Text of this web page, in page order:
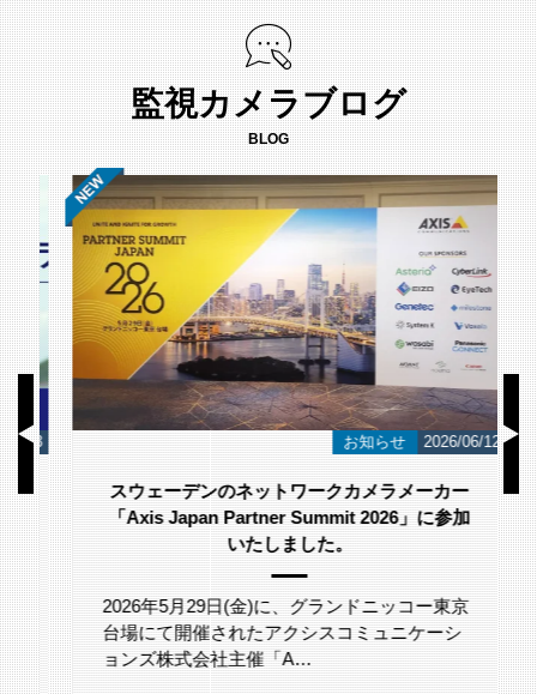
監視カメラブログ
BLOG
23 お知らせ 2026/06/12
スウェーデンのネットワークカメラメーカー
「Axis Japan Partner Summit 2026」に参加
いたしました。
2026年5月29日(金)に、グランドニッコー東京
台場にて開催されたアクシスコミュニケーシ
ョンズ株式会社主催「A…